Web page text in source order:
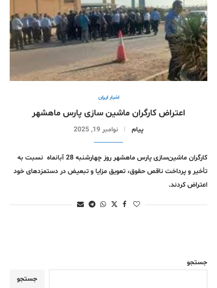
اخبار ایران
اعتراض کارگران ماشین سازی پارس ماهشهر
پیام نوامبر 19, 2025
کارگران ماشین‌سازی پارس ماهشهر روز چهارشنبه 28 آبانماه نسبت به
تأخیر و پرداخت ناقص حقوق، تعویق مزایا و تبعیض در دستمزدهای خود
اعتراض کردند.
جستجو
جستجو